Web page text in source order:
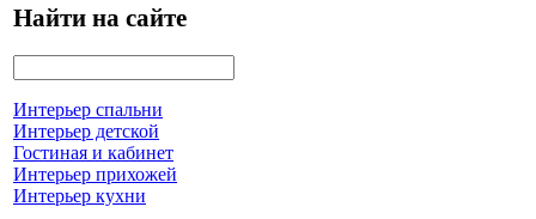
Найти на сайте
Интерьер спальни
Интерьер детской
Гостиная и кабинет
Интерьер прихожей
Интерьер кухни